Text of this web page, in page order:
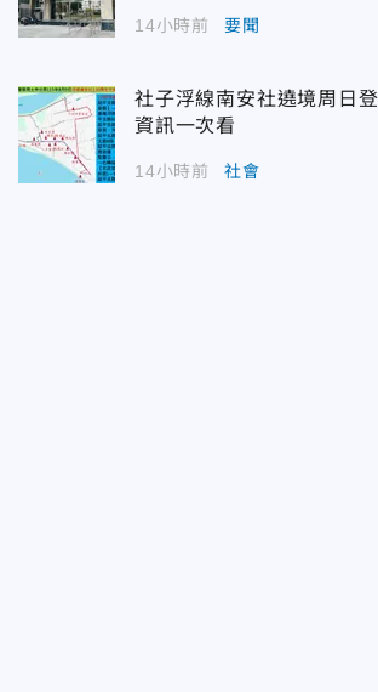
14小時前 要聞
社子浮線南安社遶境周日
資訊一次看
14小時前 社會